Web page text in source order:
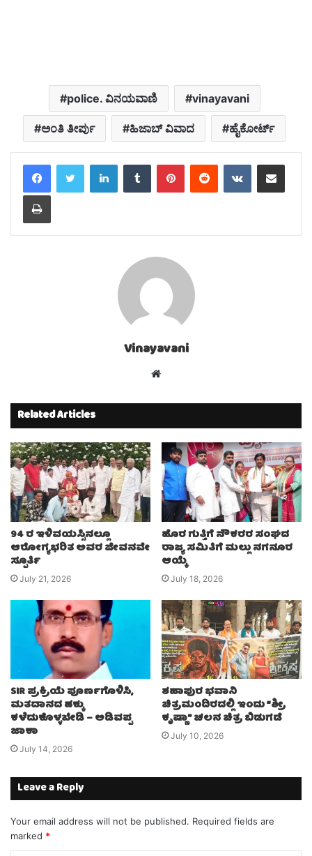
police. ವಿನಯವಾಣಿ vinayavani
ಅಂತಿ ತೀರ್ಪು ಹಿಜಾಬ್ ವಿವಾದ ಹೈಕೋರ್ಟ್
LinkedInTumblr PinterestReddit VKontakteShare via Email
Print
Vinayavani
Website
Related Articles
94 ರ ಇಳಿವಯಸ್ಸಿನಲ್ಲೂ
ಆರೋಗ್ಯಭರಿತ ಅವರ ಜೀವನವೇ
ಸ್ಪೂರ್ತಿ
July 21, 2026
ಹೊರ ಗುತ್ತಿಗೆ ನೌಕರರ ಸಂಘದ
ರಾಜ್ಯ ಸಮಿತಿಗೆ ಮಲ್ಲು ನಗನೂರ
ಆಯ್ಕೆ
July 18, 2026
SIR ಪ್ರಕ್ರಿಯೆ ಪೂರ್ಣಗೊಳಿಸಿ,
ಮತದಾನದ ಹಕ್ಕು
ಕಳೆದುಕೊಳ್ಳಬೇಡಿ – ಅಡಿವಪ್ಪ
ಜಾಕಾ
July 14, 2026
ಶಹಾಪುರ ಭವಾನಿ
ಚಿತ್ರಮಂದಿರದಲ್ಲಿ ಇಂದು “ಶ್ರೀ
ಕೃಷ್ಣಾ” ಚಲನ ಚಿತ್ರ ಬಿಡುಗಡೆ
July 10, 2026
Leave a Reply
Your email address will not be published. Required fields are
marked *